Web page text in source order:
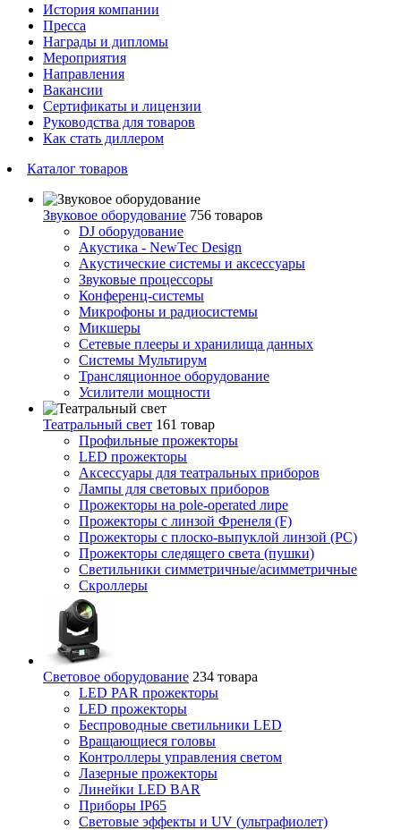
История компании
Пресса
Награды и дипломы
Мероприятия
Направления
Вакансии
Сертификаты и лицензии
Руководства для товаров
Как стать диллером
Каталог товаров
Звуковое оборудование 756 товаров
DJ оборудование
Акустика - NewTec Design
Акустические системы и аксессуары
Звуковые процессоры
Конференц-системы
Микрофоны и радиосистемы
Микшеры
Сетевые плееры и хранилища данных
Системы Мультирум
Трансляционное оборудование
Усилители мощности
Театральный свет 161 товар
Профильные прожекторы
LED прожекторы
Аксессуары для театральных приборов
Лампы для световых приборов
Прожекторы на pole-operated лире
Прожекторы с линзой Френеля (F)
Прожекторы с плоско-выпуклой линзой (PC)
Прожекторы следящего света (пушки)
Светильники симметричные/асимметричные
Скроллеры
Световое оборудование 234 товара
LED PAR прожекторы
LED прожекторы
Беспроводные светильники LED
Вращающиеся головы
Контроллеры управления светом
Лазерные прожекторы
Линейки LED BAR
Приборы IP65
Световые эффекты и UV (ультрафиолет)